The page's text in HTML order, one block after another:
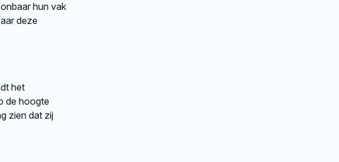
hun vak
deze
het
de hoogte
zien dat zij